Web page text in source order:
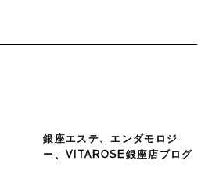
銀座エステ、エンダモロジ
ー、VITAROSE銀座店ブログ